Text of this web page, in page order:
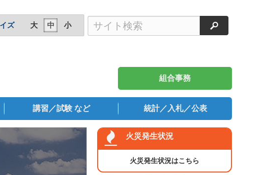
ズ 大 中 小 検索
組合事務
講習／試験 など 統計／入札／公表
火災発生状況
火災発生状況はこちら